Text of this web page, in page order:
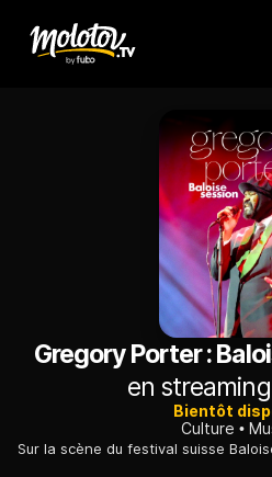
Gregory Porter :
en
Bientôt
Culture